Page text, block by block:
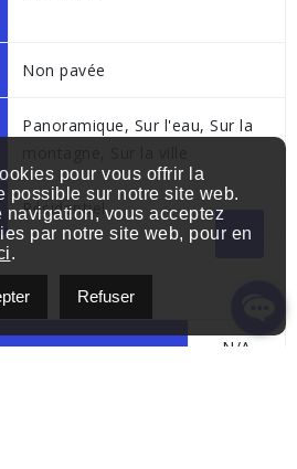
Non pavée
Panoramique, Sur l'eau, Sur la
Résidentiel
N/A
pour vous offrir la
possible sur notre site web.
navigation, vous acceptez
par notre site web, pour en
.
Refuser